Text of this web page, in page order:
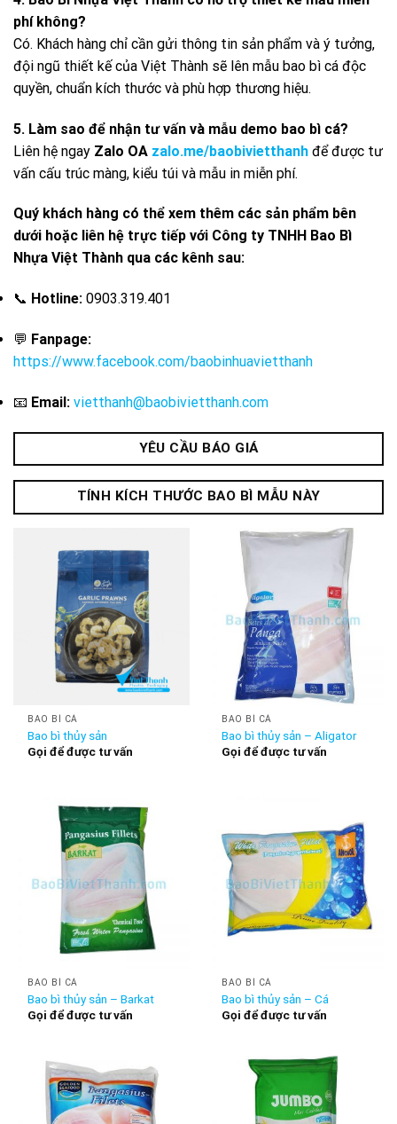
phí không?
Có. Khách hàng chỉ cần gửi thông tin sản phẩm và ý tưởng,
đội ngũ thiết kế của Việt Thành sẽ lên mẫu bao bì cá độc
quyền, chuẩn kích thước và phù hợp thương hiệu.
5. Làm sao để nhận tư vấn và mẫu demo bao bì cá?
Liên hệ ngay Zalo OA zalo.me/baobivietthanh để được tư
vấn cấu trúc màng, kiểu túi và mẫu in miễn phí.
Quý khách hàng có thể xem thêm các sản phẩm bên
dưới hoặc liên hệ trực tiếp với Công ty TNHH Bao Bì
Nhựa Việt Thành qua các kênh sau:
📞 Hotline: 0903.319.401
💬 Fanpage:
https://www.facebook.com/baobinhuavietthanh
📧 Email: vietthanh@baobivietthanh.com
YÊU CẦU BÁO GIÁ
TÍNH KÍCH THƯỚC BAO BÌ MẪU NÀY
BAO BÌ CÁ
Bao bì thủy sản
Gọi để được tư vấn
BAO BÌ CÁ
Bao bì thủy sản – Aligator
Gọi để được tư vấn
BAO BÌ CÁ
Bao bì thủy sản – Barkat
Gọi để được tư vấn
BAO BÌ CÁ
Bao bì thủy sản – Cá
Gọi để được tư vấn